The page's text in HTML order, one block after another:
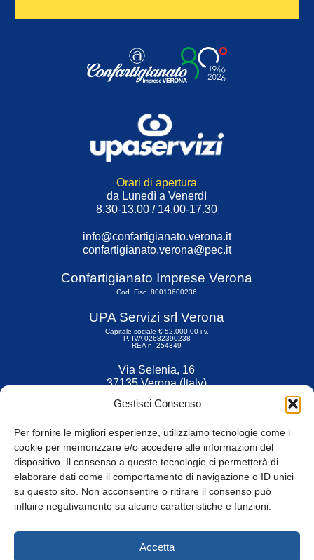
Gestisci Consenso
Per fornire le migliori esperienze, utilizziamo tecnologie come i
cookie per memorizzare e/o accedere alle informazioni del
dispositivo. Il consenso a queste tecnologie ci permetterà di
elaborare dati come il comportamento di navigazione o ID unici
su questo sito. Non acconsentire o ritirare il consenso può
influire negativamente su alcune caratteristiche e funzioni.
Accetta
Orari di apertura
da Lunedì a Venerdì
8.30-13.00 / 14.00-17.30
info@confartigianato.verona.it
confartigianato.verona@pec.it
Confartigianato Imprese Verona
Cod. Fisc. 80013600236
UPA Servizi srl Verona
Capitale sociale € 52.000,00 i.v.
P. IVA 02682390238
REA n. 254349
Via Selenia, 16
37135 Verona (Italy)
Fax 045 9211599
© Tutti i diritti riservati